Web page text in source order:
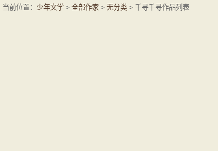
当前位置： 少年文学 > 全部作家 > 无分类 > 千寻千寻作品列表